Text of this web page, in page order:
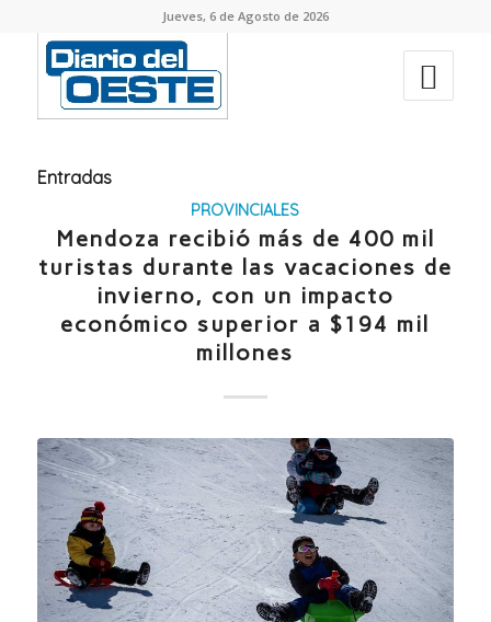
Jueves, 6 de Agosto de 2026
Entradas
PROVINCIALES
Mendoza recibió más de 400 mil
turistas durante las vacaciones de
invierno, con un impacto
económico superior a $194 mil
millones